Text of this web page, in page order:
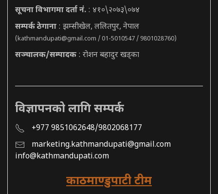
सूचना विभागमा दर्ता नं. : ४१०\२०७३\०७४
सम्पर्क ठेगाना : झम्सीखेल, ललितपुर, नेपाल
(kathmandupati@gmail.com / 01-5010547 / 9801028760)
सञ्चालक/सम्पादक : रोशन बहादुर खड्का
विज्ञापनको लागि सम्पर्क
+977 9851062648/9802068177
marketing.kathmandupati@gmail.com
info@kathmandupati.com
काठमाण्डुपाटी टीम